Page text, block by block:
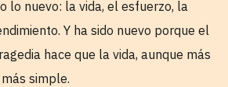
lo nuevo: la vida, el esfuerzo, la
Y ha sido nuevo porque el
hace que la vida, aunque más
simple.